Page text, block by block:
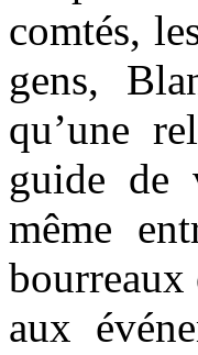
comtés,
gens,
qu’une
guide de
même
bourreaux
aux